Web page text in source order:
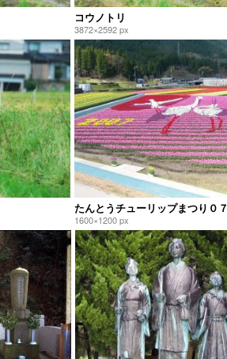
コウノトリ
3872×2592 px
たんとうチューリップまつり０７
1600×1200 px